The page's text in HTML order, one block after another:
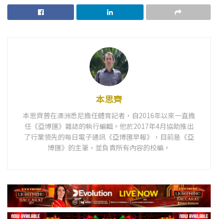
本思齊
本思齊曾在澳洲悉尼擔任體育記者，自2016年以來一直擔
任《亞博匯》雜誌的執行編輯。他於2017年4月協助推出
了行業領先的每日電子通訊《亞博匯早報》，目前是《亞
博匯》的主筆，並負責所有內容的校編。